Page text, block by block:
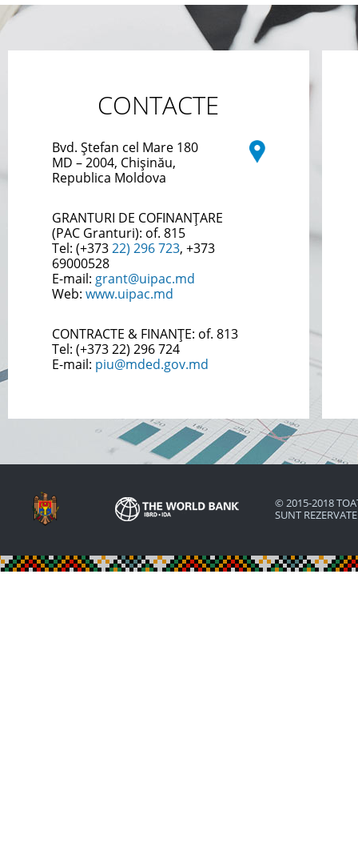
CONTACTE
Bvd. Ștefan cel Mare 180
MD – 2004, Chișinău,
Republica Moldova
GRANTURI DE COFINANȚARE
(PAC Granturi): of. 815
Tel: (+37322) 296 723, +373
69000528
E-mail: grant@uipac.md
Web: www.uipac.md
CONTRACTE & FINANȚE: of. 813
Tel: (+37322) 296 724
E-mail: piu@mded.gov.md
© 2015-2018
SUNT